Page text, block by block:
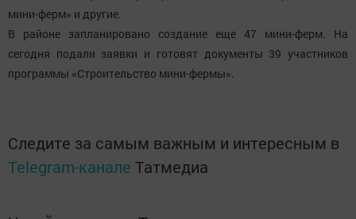
мини-ферм» и другие.
В районе запланировано создание еще 47 мини-ферм. На
сегодня подали заявки и готовят документы 39 участников
программы «Строительство мини-фермы».
Следите за самым важным и интересным в
Telegram-канале Татмедиа